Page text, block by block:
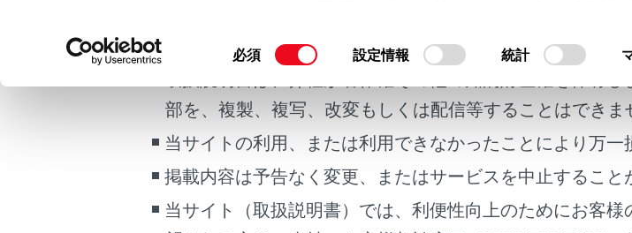
て」をご覧ください。
同
の
選
択
必須 設定情報 統計
室内装備・機能
マルチメディア
お手入れのしかた
万一の場合には 合わせて見られているページ
ETC2.0ユニットの使い方
お問合せ先一覧
掲載している取扱説明書はお客様の年式に合致しない場合
部を、複製、複写、改変もしくは配信等することはできま
当サイトの利用、または利用できなかったことにより万
掲載内容は予告なく変更、またはサービスを中止すること
当サイト（取扱説明書）では、利便性向上のためにお客